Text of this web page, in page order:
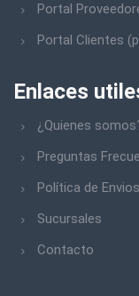
BANUERA
BARBUY
BEMAR
BULONFER
CALABRO
CASA
CATRIEL
Portal
Portal Clientes
Enlaces
¿Quienes
Preguntas
Política de
Sucursales
Contacto